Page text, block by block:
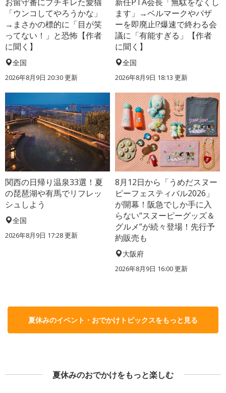
「ウンコしてやろうかな」
→まさかの標的に「目が笑
ってない！」と恐怖【作者
に聞く】
全国
2026年8月9日 20:30更新
ます」→ベルマークやバザ
ーを即廃止!?爆速で終わる会
議に「有能すぎる」【作者
に聞く】
全国
2026年8月9日 18:13 更新
関西の日帰り温泉33選！夏
の琵琶湖や有馬でリフレッ
シュしよう
全国
2026年8月9日 17:28更新
8月12日から「うめだスヌー
ピーフェスティバル2026」
が開幕！阪急でしか手に入
らない“スヌーピーグッズ＆
グルメ”が続々登場！先行予
約販売も
大阪府
2026年8月9日 16:00更新
夏休みのイベント・おでかけトピックスをもっと見る
夏休みのおでかけをもっと楽しむ